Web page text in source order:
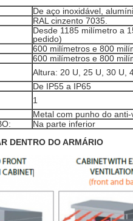
De aço inoxidável,
RAL cinzento 7035.
Desde 1185 milímetro a
pedido)
600 milímetros e 800
600 milímetros e 800
Altura: 20 U, 25 U, 30 U,
De IP55 a IP65
1
Metal com punho do
Na parte inferior
DENTRO DO ARMÁRIO